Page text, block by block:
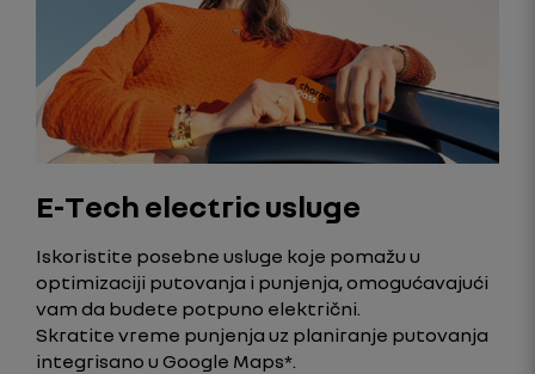
E-Tech electric usluge
Iskoristite posebne usluge koje pomažu u
optimizaciji putovanja i punjenja, omogućavajući
vam da budete potpuno električni.
Skratite vreme punjenja uz planiranje putovanja
integrisano u Google Maps*.